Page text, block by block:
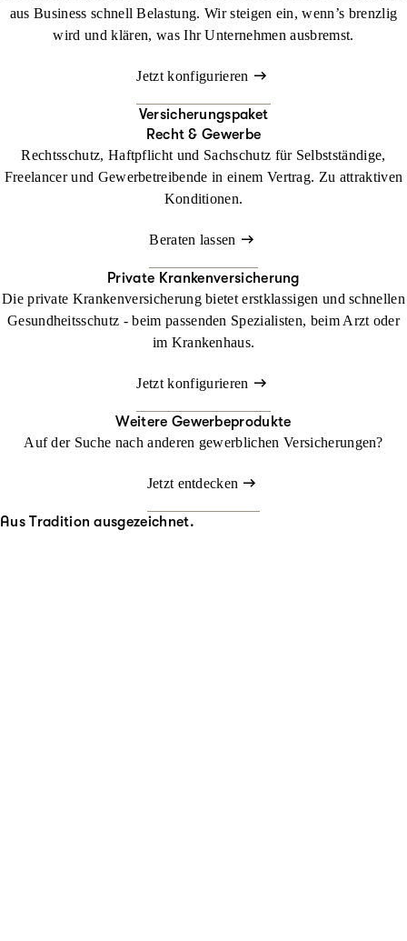
aus Business schnell Belastung. Wir steigen ein, wenn’s brenzlig
wird und klären, was Ihr Unternehmen ausbremst.
Jetzt konfigurieren
Versicherungspaket
Recht & Gewerbe
Rechtsschutz, Haftpflicht und Sachschutz für Selbstständige,
Freelancer und Gewerbetreibende in einem Vertrag. Zu attraktiven
Konditionen.
Beraten lassen
Private Krankenversicherung
Die private Krankenversicherung bietet erstklassigen und schnellen
Gesundheitsschutz - beim passenden Spezialisten, beim Arzt oder
im Krankenhaus.
Jetzt konfigurieren
Weitere Gewerbeprodukte
Auf der Suche nach anderen gewerblichen Versicherungen?
Jetzt entdecken
Aus Tradition ausgezeichnet.